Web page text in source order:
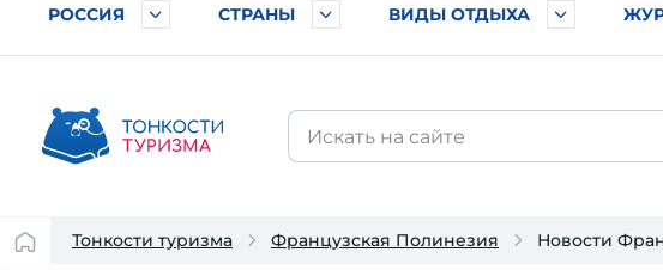
РОССИЯ СТРАНЫ ВИДЫ ОТДЫХА
Тонкости туризма Французская Полинезия Новости